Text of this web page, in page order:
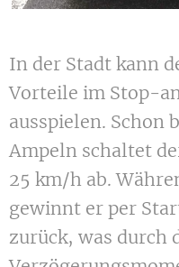
In der Stadt kann
Vorteile im Stop-
ausspielen. Schon
Ampeln schaltet
25 km/h ab.
gewinnt er per
zurück, was durch